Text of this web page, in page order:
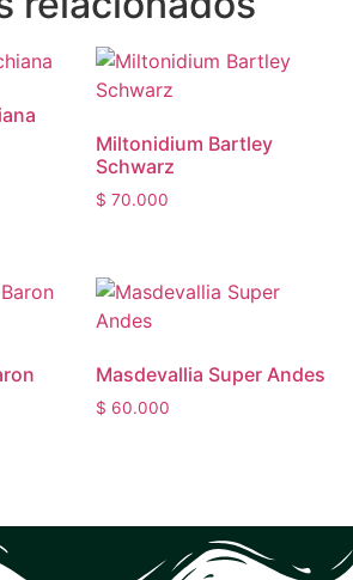
Miltonidium Bartley
Schwarz
$ 70.000
Masdevallia Super Andes
$ 60.000